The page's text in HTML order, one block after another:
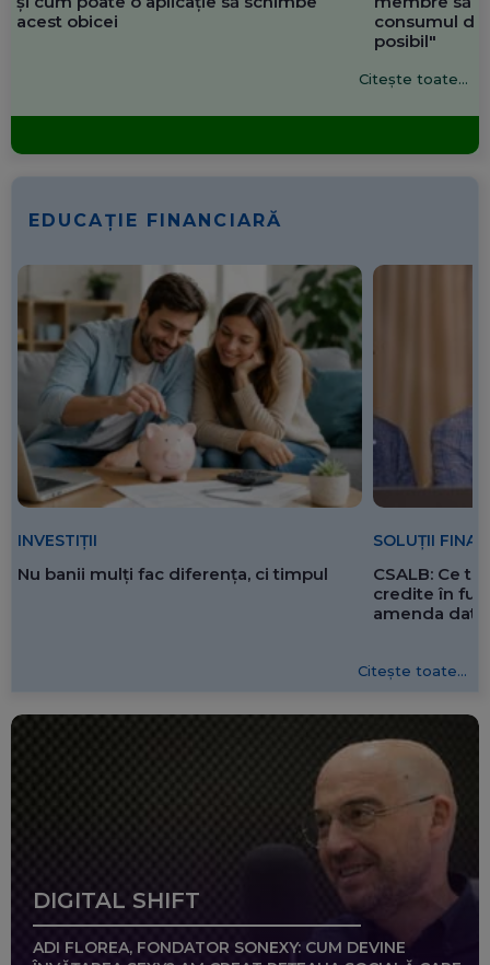
acest obicei
consumul de
posibil"
Citește toate...
EDUCAȚIE FINANCIARĂ
INVESTIȚII
Nu banii mulți fac diferența, ci timpul
SOLUȚII
CSALB: Ce
credite în
amenda
Citește toate...
DIGITAL SHIFT
ADI FLOREA, FONDATOR SONEXY: CUM DEVINE